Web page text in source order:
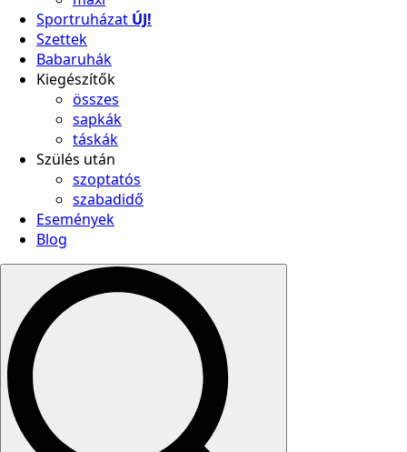
Sportruházat ÚJ!
Szettek
Babaruhák
Kiegészítők
összes
sapkák
táskák
Szülés után
szoptatós
szabadidő
Események
Blog
Search